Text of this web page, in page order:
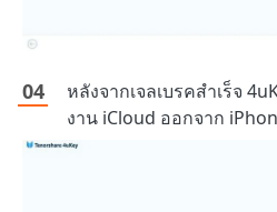
หลังจากเจลเบรคสำเร็จ
งาน iCloud ออกจาก